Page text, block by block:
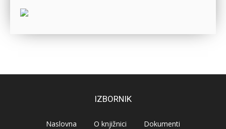
IZBORNIK
Naslovna O knjižnici
Dokumenti